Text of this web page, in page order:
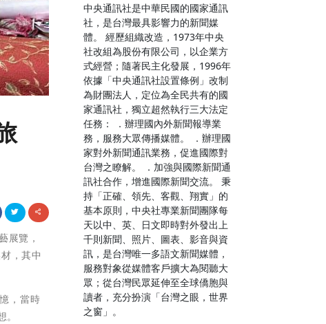
展覽，
，其中
，當時
中央通訊社是中華民國的國家通訊
社，是台灣最具影響力的新聞媒
體。 經歷組織改造，1973年中央
社改組為股份有限公司，以企業方
式經營；隨著民主化發展，1996年
依據「中央通訊社設置條例」改制
為財團法人，定位為全民共有的國
家通訊社，獨立超然執行三大法定
任務： ．辦理國內外新聞報導業
務，服務大眾傳播媒體。 ．辦理國
家對外新聞通訊業務，促進國際對
台灣之瞭解。 ．加強與國際新聞通
訊社合作，增進國際新聞交流。 秉
持「正確、領先、客觀、翔實」的
基本原則，中央社專業新聞團隊每
天以中、英、日文即時對外發出上
千則新聞、照片、圖表、影音與資
訊，是台灣唯一多語文新聞媒體，
服務對象從媒體客戶擴大為閱聽大
眾；從台灣民眾延伸至全球僑胞與
讀者，充分扮演「台灣之眼，世界
之窗」。